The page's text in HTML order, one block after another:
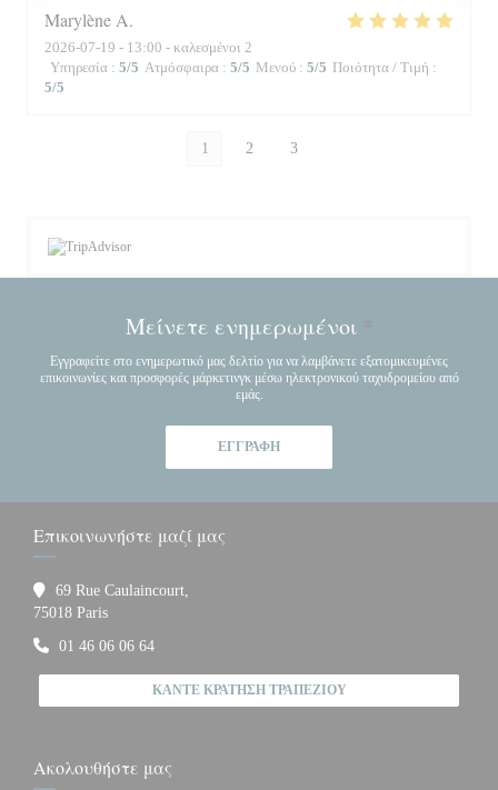
Marylène A
2026-07-19 - 13:00 - καλεσμένοι 2
Υπηρεσία : 5/5 Ατμόσφαιρα : 5/5 Μενού : 5/5 Ποιότητα / Τιμή :
5/5
1 2 3
Μείνετε ενημερωμένοι *
Εγγραφείτε στο ενημερωτικό μας δελτίο για να λαμβάνετε εξατομικευμένες
επικοινωνίες και προσφορές μάρκετινγκ μέσω ηλεκτρονικού ταχυδρομείου από
εμάς.
ΕΓΓΡΑΦΉ
Επικοινωνήστε μαζί μας
69 Rue Caulaincourt,
75018 Paris((ανοίγει σε νέο παράθυρο))
01 46 06 06 64
ΚΆΝΤΕ ΚΡΆΤΗΣΗ ΤΡΑΠΕΖΙΟΎ
Ακολουθήστε μας